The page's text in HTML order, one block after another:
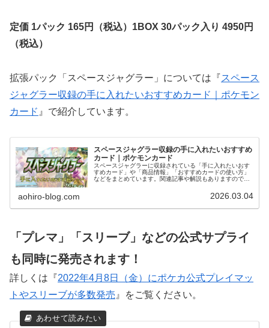
定価 1パック 165円（税込）1BOX 30パック入り 4950円
（税込）
拡張パック「スペースジャグラー」については『スペース
ジャグラー収録の手に入れたいおすすめカード｜ポケモン
カード 』で紹介しています。
スペースジャグラー収録の手に入れたいおすすめ
カード｜ポケモンカード
スペースジャグラーに収録されている「手に入れたいおす
すめカード」や「商品情報」「おすすめカードの使い方」
などをまとめています。関連記事や解説もありますので是
aohiro-blog.com 2026.03.04
「プレマ」「スリーブ」などの公式サプライ
も同時に発売されます！
詳しくは『2022年4月8日（金）にポケカ公式プレイマッ
トやスリーブが多数発売 』をご覧ください。